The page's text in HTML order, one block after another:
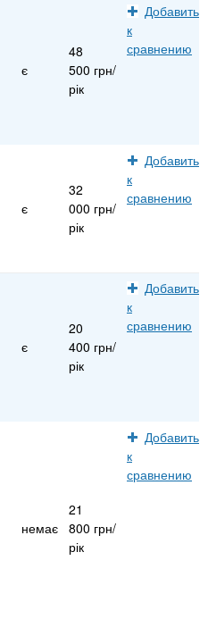
є
48
500 грн/
рік
Добавить
к
сравнению
є
32
000 грн/
рік
Добавить
к
сравнению
є
20
400 грн/
рік
Добавить
к
сравнению
немає
21
800 грн/
рік
Добавить
к
сравнению